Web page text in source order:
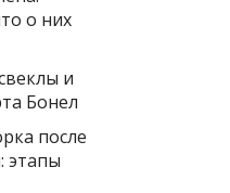
о них
и
Бонел
после
этапы